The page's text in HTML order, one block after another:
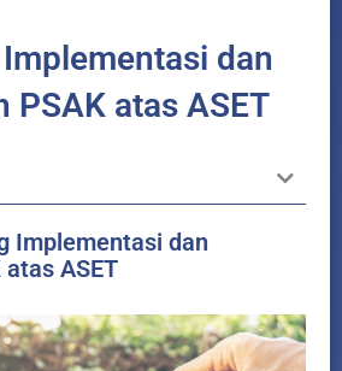
dan
PSAK atas ASET
Implementasi dan
ASET